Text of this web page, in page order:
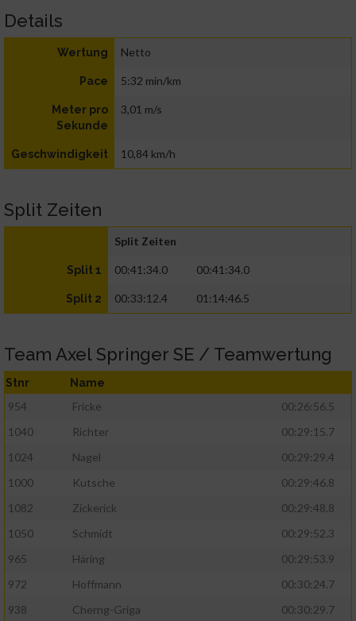
Details
Wertung Netto
Pace 5:32 min/km
Meter pro
Sekunde
3,01 m/s
Geschwindigkeit 10,84 km/h
Split Zeiten
Split Zeiten
Split 1 00:41:34.0 00:41:34.0
Split 2 00:33:12.4 01:14:46.5
Team Axel Springer SE / Teamwertung
Stnr Name
954 Fricke
00:26:56.5
1040
Richter
00:29:15.7
1024
Nagel
00:29:29.4
1000
Kutsche
00:29:46.8
1082
Zickerick
00:29:48.8
1050
Schmidt
00:29:52.3
965
Häring
00:29:53.9
972
Hoffmann
00:30:24.7
938
Cherng-Griga
00:30:29.7